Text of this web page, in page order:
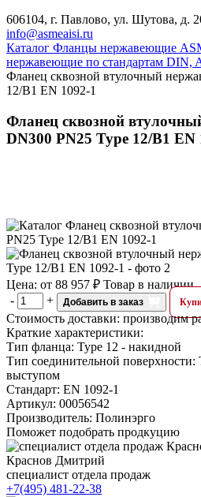
606104, г. Павлово, ул. Шутова, д.
info@asmeaisi.ru
Каталог Фланцы нержавеющие
нержавеющие по стандартам DIN,
Фланец сквозной втулочный
12/B1 EN 1092-1
Фланец сквозной
DN300 PN25 Type 12/B1 EN
Цена: от 88 957 ₽ Товар в наличии
-
+ Добавить в заказ
Стоимость доставки: производим
Краткие характеристики:
Тип фланца: Type 12 - накидной
Тип соединительной поверхности:
выступом
Стандарт: EN 1092-1
Артикул: 00056542
Производитель: Полинэрго
Поможет подобрать продкуцию
Краснов Дмитрий
специалист отдела продаж
+7(495) 481-22-38